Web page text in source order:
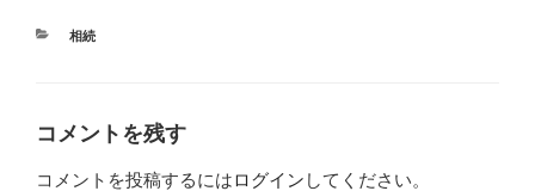
カ
ー
相続
コメントを残す
コメントを投稿するにはログイン してください。